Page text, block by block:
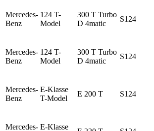
Mercedes-
Benz
124 T-
Model
300 T Turbo
D 4matic
S124
Mercedes-
Benz
124 T-
Model
300 T Turbo
D 4matic
S124
Mercedes-
Benz
E-Klasse
T-Model
E 200 T S124
Mercedes- E-Klasse